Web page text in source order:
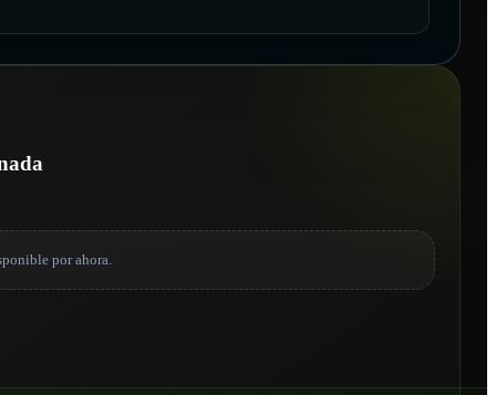
por ahora.